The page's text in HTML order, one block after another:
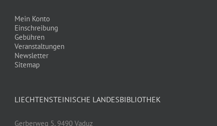
Mein Konto
Einschreibung
Gebühren
Veranstaltungen
Newsletter
Sitemap
LIECHTENSTEINISCHE LANDESBIBLIOTHEK
Gerberweg 5, 9490 Vaduz